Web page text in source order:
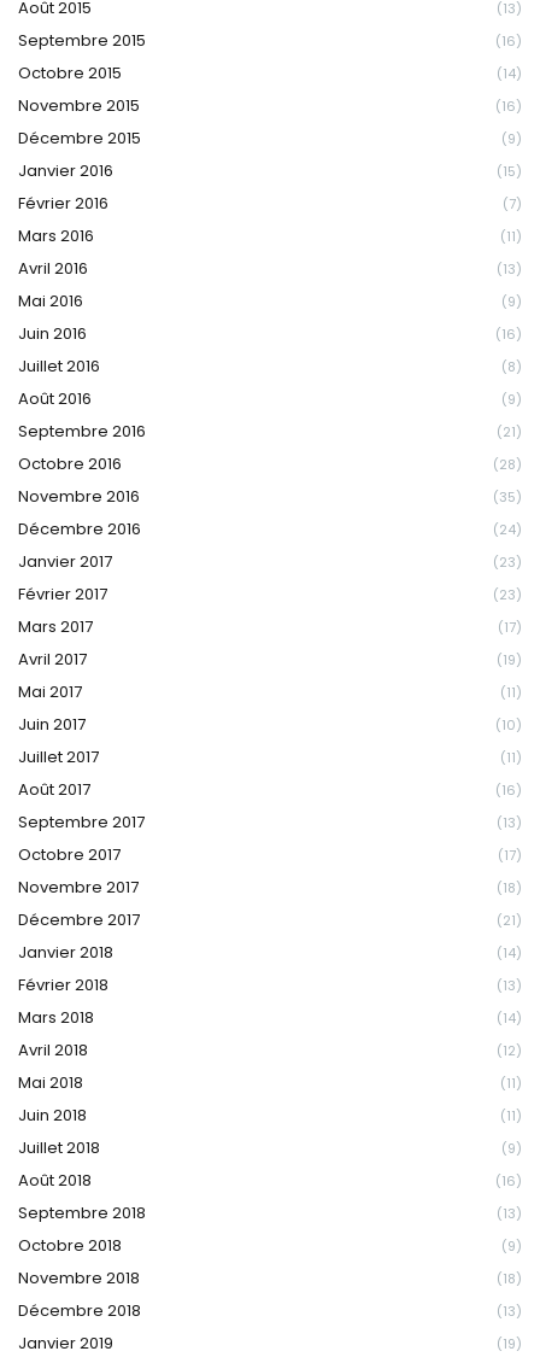
Août 2015 (13)
Septembre 2015 (16)
Octobre 2015 (14)
Novembre 2015 (16)
Décembre 2015 (9)
Janvier 2016 (15)
Février 2016 (7)
Mars 2016 (11)
Avril 2016 (13)
Mai 2016 (9)
Juin 2016 (16)
Juillet 2016 (8)
Août 2016 (9)
Septembre 2016 (21)
Octobre 2016 (28)
Novembre 2016 (35)
Décembre 2016 (24)
Janvier 2017 (23)
Février 2017 (23)
Mars 2017 (17)
Avril 2017 (19)
Mai 2017 (11)
Juin 2017 (10)
Juillet 2017 (11)
Août 2017 (16)
Septembre 2017 (13)
Octobre 2017 (17)
Novembre 2017 (18)
Décembre 2017 (21)
Janvier 2018 (14)
Février 2018 (13)
Mars 2018 (14)
Avril 2018 (12)
Mai 2018 (11)
Juin 2018 (11)
Juillet 2018 (9)
Août 2018 (16)
Septembre 2018 (13)
Octobre 2018 (9)
Novembre 2018 (18)
Décembre 2018 (13)
Janvier 2019 (19)